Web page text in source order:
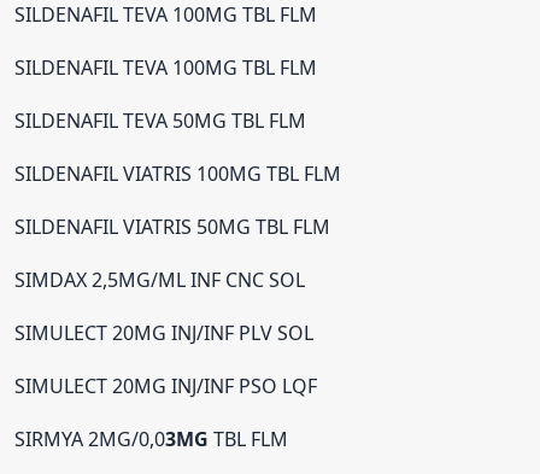
SILDENAFIL TEVA 100MG TBL FLM
SILDENAFIL TEVA 100MG TBL FLM
SILDENAFIL TEVA 50MG TBL FLM
SILDENAFIL VIATRIS 100MG TBL FLM
SILDENAFIL VIATRIS 50MG TBL FLM
SIMDAX 2,5MG/ML INF CNC SOL
SIMULECT 20MG INJ/INF PLV SOL
SIMULECT 20MG INJ/INF PSO LQF
SIRMYA 2MG/0,03MG TBL FLM